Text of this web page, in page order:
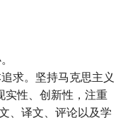
求。坚持马克思主义
实性、创新性，注重
、译文、评论以及学